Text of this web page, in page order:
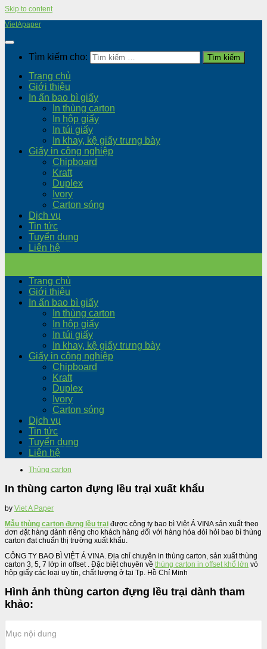
Skip to content
VietApaper
Tìm kiếm cho:
Trang chủ
Giới thiệu
In ấn bao bì giấy
In thùng carton
In hộp giấy
In túi giấy
In khay, kệ giấy trưng bày
Giấy in công nghiệp
Chipboard
Kraft
Duplex
Ivory
Carton sóng
Dịch vụ
Tin tức
Tuyển dụng
Liên hệ
Trang chủ
Giới thiệu
In ấn bao bì giấy
In thùng carton
In hộp giấy
In túi giấy
In khay, kệ giấy trưng bày
Giấy in công nghiệp
Chipboard
Kraft
Duplex
Ivory
Carton sóng
Dịch vụ
Tin tức
Tuyển dụng
Liên hệ
Thùng carton
In thùng carton đựng lều trại xuất khẩu
by Viet A Paper
Mẫu thùng carton đựng lều trại được công ty bao bì Việt Á VINA sản xuất theo
đơn đặt hàng dành riêng cho khách hàng đối với hàng hóa đòi hỏi bao bì thùng
carton đạt chuẩn thị trường xuất khẩu.
CÔNG TY BAO BÌ VIỆT Á VINA. Địa chỉ chuyên in thùng carton, sản xuất thùng
carton 3, 5, 7 lớp in offset . Đặc biệt chuyên về thùng carton in offset khổ lớn vỏ
hộp giấy các loại uy tín, chất lượng ở tại Tp. Hồ Chí Minh
Hình ảnh thùng carton đựng lều trại dành tham
khảo:
Mục nội dung